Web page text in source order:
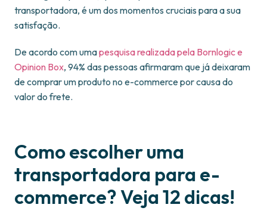
transportadora, é um dos momentos cruciais para a sua
satisfação.
De acordo com umapesquisa realizada pela Bornlogic e
Opinion Box, 94% das pessoas afirmaram que já deixaram
de comprar um produto no e-commerce por causa do
valor do frete.
Como escolher uma
transportadora para e-
commerce? Veja 12 dicas!